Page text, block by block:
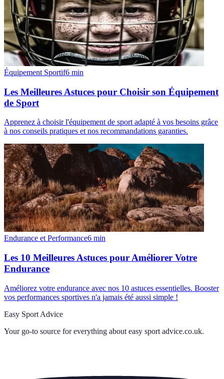
Équipement Sportif6 min
Les Meilleures Astuces pour Choisir son Équipement
de Sport
Apprenez à choisir l'équipement de sport adapté à vos besoins grâce
à nos conseils pratiques et nos recommandations garanties.
Endurance et Performance6 min
Les 10 Meilleures Astuces pour Améliorer Votre
Endurance
Améliorez votre endurance avec nos 10 astuces essentielles. Booster
vos performances sportives n'a jamais été aussi simple !
Easy Sport Advice
Your go-to source for everything about easy sport advice.co.uk.